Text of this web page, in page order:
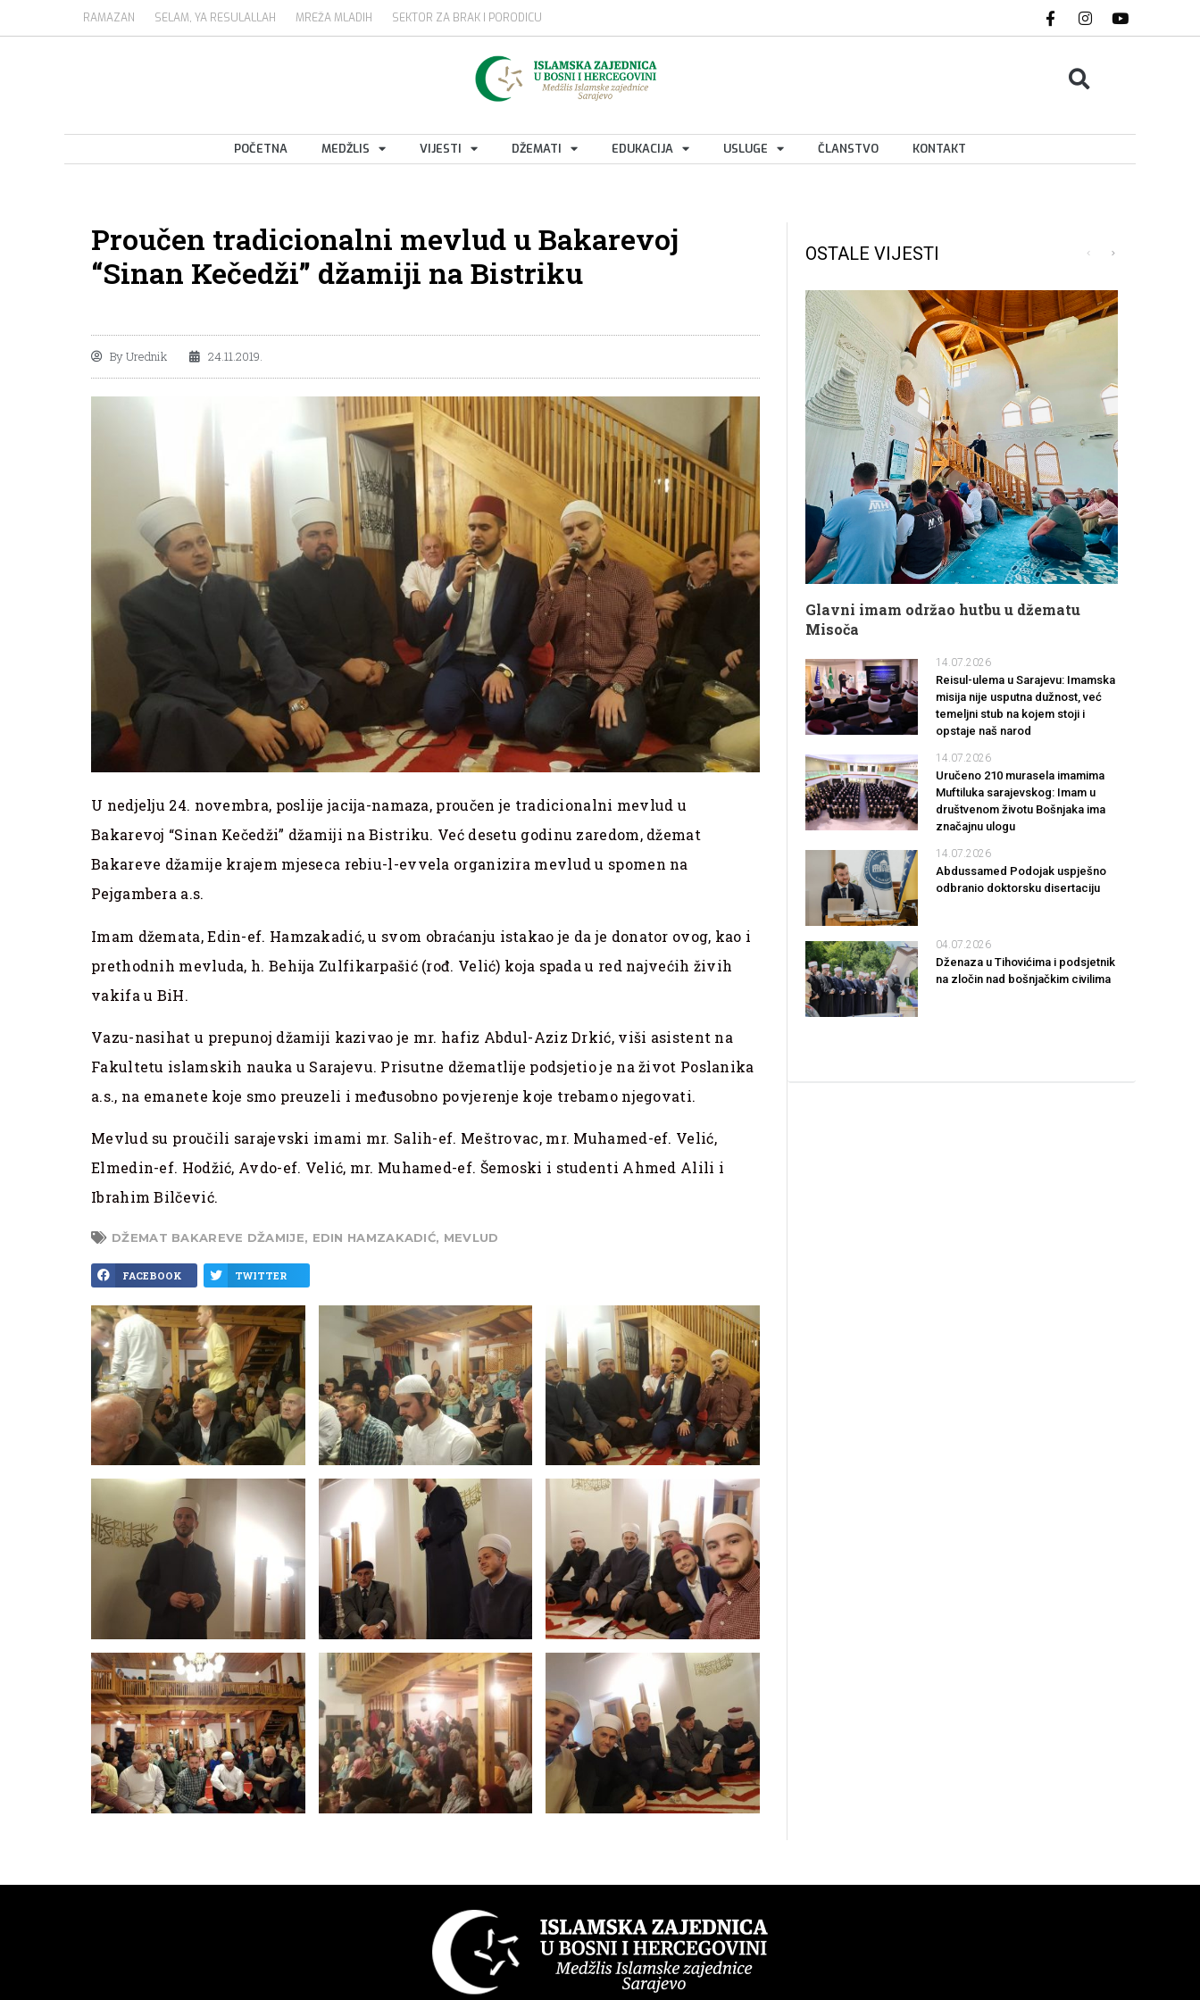
RAMAZAN SELAM, YA RESULALLAH MREŽA MLADIH SEKTOR ZA BRAK I PORODICU
POČETNA MEDŽLIS VIJESTI DŽEMATI EDUKACIJA USLUGE ČLANSTVO KONTAKT
Proučen tradicionalni mevlud u Bakarevoj
“Sinan Kečedži” džamiji na Bistriku
ByUrednik 24.11.2019.
U nedjelju 24. novembra, poslije jacija-namaza, proučen je tradicionalni mevlud u
Bakarevoj “Sinan Kečedži” džamiji na Bistriku. Već desetu godinu zaredom, džemat
Bakareve džamije krajem mjeseca rebiu-l-evvela organizira mevlud u spomen na
Pejgambera a.s.
Imam džemata, Edin-ef. Hamzakadić, u svom obraćanju istakao je da je donator ovog, kao i
prethodnih mevluda, h. Behija Zulfikarpašić (rođ. Velić) koja spada u red najvećih živih
vakifa u BiH.
Vazu-nasihat u prepunoj džamiji kazivao je mr. hafiz Abdul-Aziz Drkić, viši asistent na
Fakultetu islamskih nauka u Sarajevu. Prisutne džematlije podsjetio je na život Poslanika
a.s., na emanete koje smo preuzeli i međusobno povjerenje koje trebamo njegovati.
Mevlud su proučili sarajevski imami mr. Salih-ef. Meštrovac, mr. Muhamed-ef. Velić,
Elmedin-ef. Hodžić, Avdo-ef. Velić, mr. Muhamed-ef. Šemoski i studenti Ahmed Alili i
Ibrahim Bilčević.
DŽEMAT BAKAREVE DŽAMIJE, EDIN HAMZAKADIĆ, MEVLUD
FACEBOOK TWITTER
OSTALE VIJESTI
Glavni imam održao hutbu u džematu
Misoča
14.07.2026
Reisul-ulema u Sarajevu: Imamska
misija nije usputna dužnost, već
temeljni stub na kojem stoji i
opstaje naš narod
14.07.2026
Uručeno 210 murasela imamima
Muftiluka sarajevskog: Imam u
društvenom životu Bošnjaka ima
značajnu ulogu
14.07.2026
Abdussamed Podojak uspješno
odbranio doktorsku disertaciju
04.07.2026
Dženaza u Tihovićima i podsjetnik
na zločin nad bošnjačkim civilima